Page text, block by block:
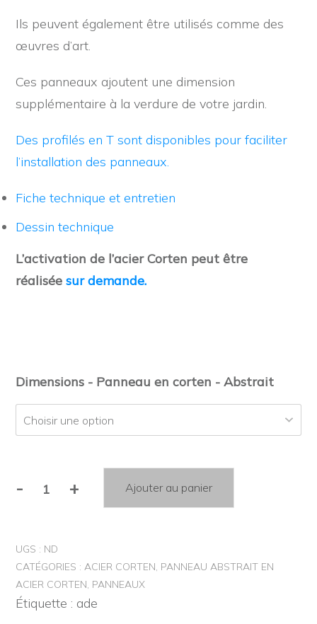
Ils peuvent également être utilisés comme des
œuvres d’art.
Ces panneaux ajoutent une dimension
supplémentaire à la verdure de votre jardin.
Des profilés en T sont disponibles pour faciliter
l’installation des panneaux.
Fiche technique et entretien
Dessin technique
L’activation de l’acier Corten peut être
réalisée sur demande.
Dimensions - Panneau en corten - Abstrait
-quantité
en
corten
-
Design
+ Ajouter au panier
UGS : ND
CATÉGORIES : ACIER CORTEN, PANNEAU ABSTRAIT EN
ACIER CORTEN, PANNEAUX
Étiquette : ade